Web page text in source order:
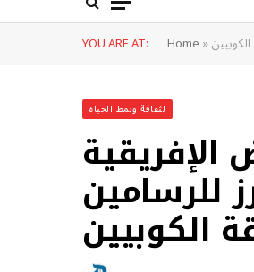
YOU ARE AT: Home»
لثقافة ونمط الحياة
للرسامين